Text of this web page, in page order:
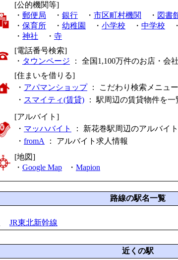
[公的機関等]
・ 郵便局 ・ 銀行 ・ 市区町村機関 ・ 図書
・ 保育所 ・ 幼稚園 ・ 小学校 ・ 中学校 ・
・ 神社 ・ 寺
[電話番号検索]
・ タウンページ ： 全国1,100万件のお店・会
[住まいを借りる]
・ アパマンショップ： こだわり検索メニュ
・ スマイティ(賃貸) ： 駅周辺の賃貸物件を一
[アルバイト]
・ マッハバイト
： 新花巻駅周辺のアルバイ
・ fromA ： アルバイト求人情報
[地図]
・ Google Map ・ Mapion
路線の駅名一覧
JR東北新幹線
近くの駅